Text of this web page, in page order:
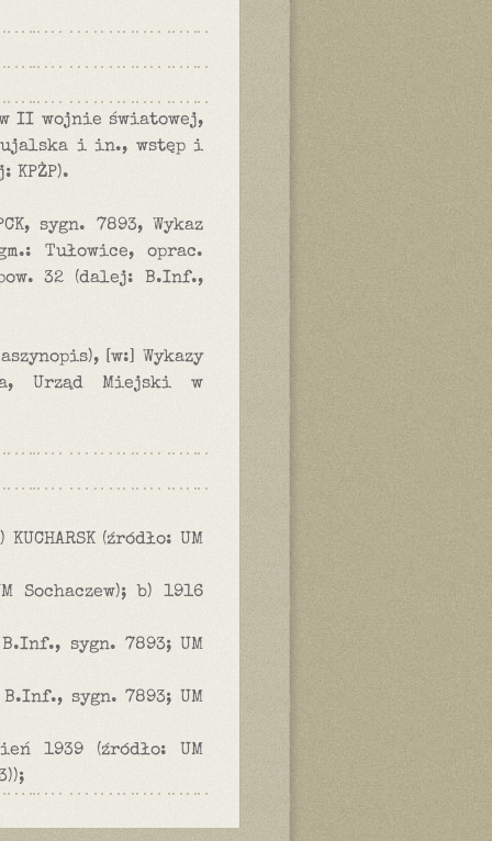
II wojnie światowej,
i in., wstęp i
KPŻP).
sygn. 7893, Wykaz
Tułowice, oprac.
pow. 32 (dalej: B.Inf.,
[w:] Wykazy
Urząd Miejski w
(źródło: UM
Sochaczew); b) 1916
sygn. 7893; UM
sygn. 7893; UM
1939 (źródło: UM